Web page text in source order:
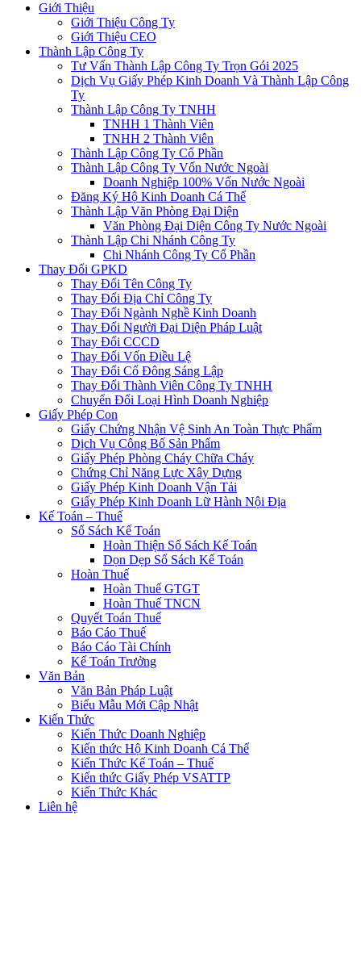
Giới Thiệu
Giới Thiệu Công Ty
Giới Thiệu CEO
Thành Lập Công Ty
Tư Vấn Thành Lập Công Ty Trọn Gói 2025
Dịch Vụ Giấy Phép Kinh Doanh Và Thành Lập Công
Ty
Thành Lập Công Ty TNHH
TNHH 1 Thành Viên
TNHH 2 Thành Viên
Thành Lập Công Ty Cổ Phần
Thành Lập Công Ty Vốn Nước Ngoài
Doanh Nghiệp 100% Vốn Nước Ngoài
Đăng Ký Hộ Kinh Doanh Cá Thể
Thành Lập Văn Phòng Đại Diện
Văn Phòng Đại Diện Công Ty Nước Ngoài
Thành Lập Chi Nhánh Công Ty
Chi Nhánh Công Ty Cổ Phần
Thay Đổi GPKD
Thay Đổi Tên Công Ty
Thay Đổi Địa Chỉ Công Ty
Thay Đổi Ngành Nghề Kinh Doanh
Thay Đổi Người Đại Diện Pháp Luật
Thay Đổi CCCD
Thay Đổi Vốn Điều Lệ
Thay Đổi Cổ Đông Sáng Lập
Thay Đổi Thành Viên Công Ty TNHH
Chuyển Đổi Loại Hình Doanh Nghiệp
Giấy Phép Con
Giấy Chứng Nhận Vệ Sinh An Toàn Thực Phẩm
Dịch Vụ Công Bố Sản Phẩm
Giấy Phép Phòng Cháy Chữa Cháy
Chứng Chỉ Năng Lực Xây Dựng
Giấy Phép Kinh Doanh Vận Tải
Giấy Phép Kinh Doanh Lữ Hành Nội Địa
Kế Toán – Thuế
Sổ Sách Kế Toán
Hoàn Thiện Sổ Sách Kế Toán
Dọn Dẹp Sổ Sách Kế Toán
Hoàn Thuế
Hoàn Thuế GTGT
Hoàn Thuế TNCN
Quyết Toán Thuế
Báo Cáo Thuế
Báo Cáo Tài Chính
Kế Toán Trưởng
Văn Bản
Văn Bản Pháp Luật
Biểu Mẫu Mới Cập Nhật
Kiến Thức
Kiến Thức Doanh Nghiệp
Kiến thức Hộ Kinh Doanh Cá Thể
Kiến Thức Kế Toán – Thuế
Kiến thức Giấy Phép VSATTP
Kiến Thức Khác
Liên hệ